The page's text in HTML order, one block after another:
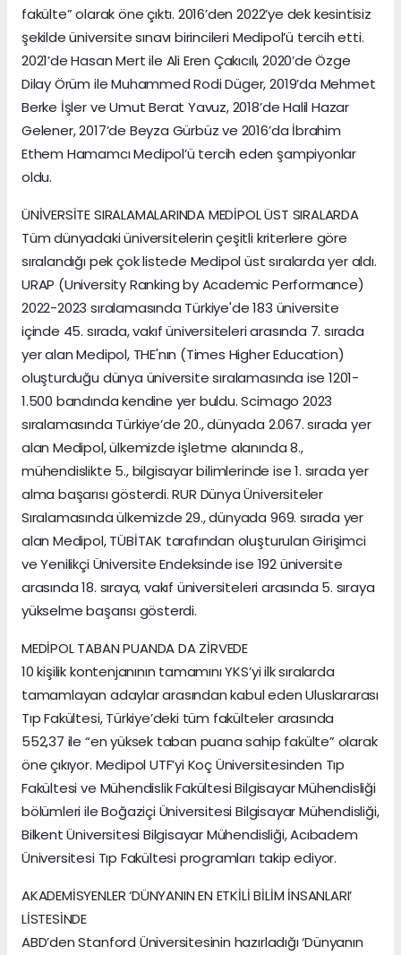
fakülte” olarak öne çıktı. 2016’den 2022’ye dek kesintisiz
şekilde üniversite sınavı birincileri Medipol’ü tercih etti.
2021’de Hasan Mert ile Ali Eren Çakıcılı, 2020’de Özge
Dilay Örüm ile Muhammed Rodi Düger, 2019’da Mehmet
Berke İşler ve Umut Berat Yavuz, 2018’de Halil Hazar
Gelener, 2017’de Beyza Gürbüz ve 2016’da İbrahim
Ethem Hamamcı Medipol’ü tercih eden şampiyonlar
oldu.
ÜNİVERSİTE SIRALAMALARINDA MEDİPOL ÜST SIRALARDA
Tüm dünyadaki üniversitelerin çeşitli kriterlere göre
sıralandığı pek çok listede Medipol üst sıralarda yer aldı.
URAP (University Ranking by Academic Performance)
2022-2023 sıralamasında Türkiye'de 183 üniversite
içinde 45. sırada, vakıf üniversiteleri arasında 7. sırada
yer alan Medipol, THE'nın (Times Higher Education)
oluşturduğu dünya üniversite sıralamasında ise 1201-
1.500 bandında kendine yer buldu. Scimago 2023
sıralamasında Türkiye’de 20., dünyada 2.067. sırada yer
alan Medipol, ülkemizde işletme alanında 8.,
mühendislikte 5., bilgisayar bilimlerinde ise 1. sırada yer
alma başarısı gösterdi. RUR Dünya Üniversiteler
Sıralamasında ülkemizde 29., dünyada 969. sırada yer
alan Medipol, TÜBİTAK tarafından oluşturulan Girişimci
ve Yenilikçi Üniversite Endeksinde ise 192 üniversite
arasında 18. sıraya, vakıf üniversiteleri arasında 5. sıraya
yükselme başarısı gösterdi.
MEDİPOL TABAN PUANDA DA ZİRVEDE
10 kişilik kontenjanının tamamını YKS’yi ilk sıralarda
tamamlayan adaylar arasından kabul eden Uluslararası
Tıp Fakültesi, Türkiye’deki tüm fakülteler arasında
552,37 ile “en yüksek taban puana sahip fakülte” olarak
öne çıkıyor. Medipol UTF’yi Koç Üniversitesinden Tıp
Fakültesi ve Mühendislik Fakültesi Bilgisayar Mühendisliği
bölümleri ile Boğaziçi Üniversitesi Bilgisayar Mühendisliği,
Bilkent Üniversitesi Bilgisayar Mühendisliği, Acıbadem
Üniversitesi Tıp Fakültesi programları takip ediyor.
AKADEMİSYENLER ‘DÜNYANIN EN ETKİLİ BİLİM İNSANLARI’
LİSTESİNDE
ABD’den Stanford Üniversitesinin hazırladığı ‘Dünyanın